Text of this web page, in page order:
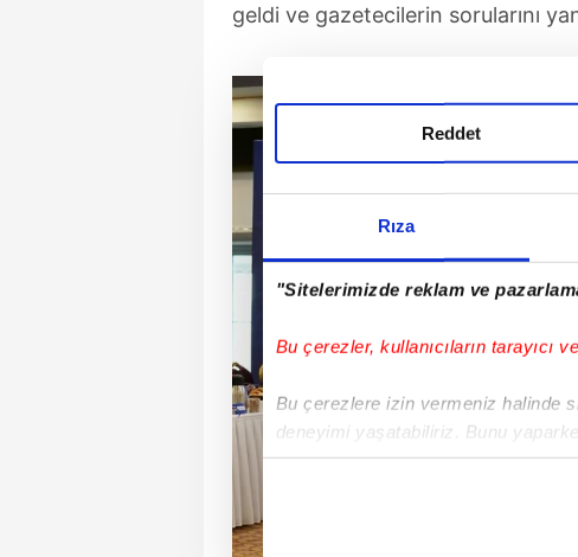
Rıza
"Sitelerimizde reklam ve
Bu çerezler, kullanıcıların tarayıcı
Bu çerezlere izin vermeniz halinde
deneyimi yaşatabiliriz. Bunu
içerikleri sunabilmek adına
Reddet
geldi ve gazetecilerin sorularını